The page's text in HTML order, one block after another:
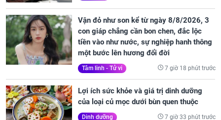
Vận đỏ như son kể từ ngày 8/8/2026, 3
con giáp chẳng cần bon chen, đắc lộc
tiền vào như nước, sự nghiệp hanh thông
một bước lên hương đổi đời
Tâm linh - Tử vi 7 giờ 18 phút trước
Lợi ích sức khỏe và giá trị dinh dưỡng
của loại củ mọc dưới bùn quen thuộc
Dinh dưỡng 7 giờ 33 phút trước